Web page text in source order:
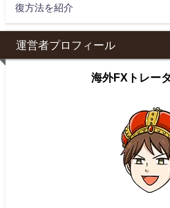
復方法を紹介
運営者プロフィール
海外FXトレー